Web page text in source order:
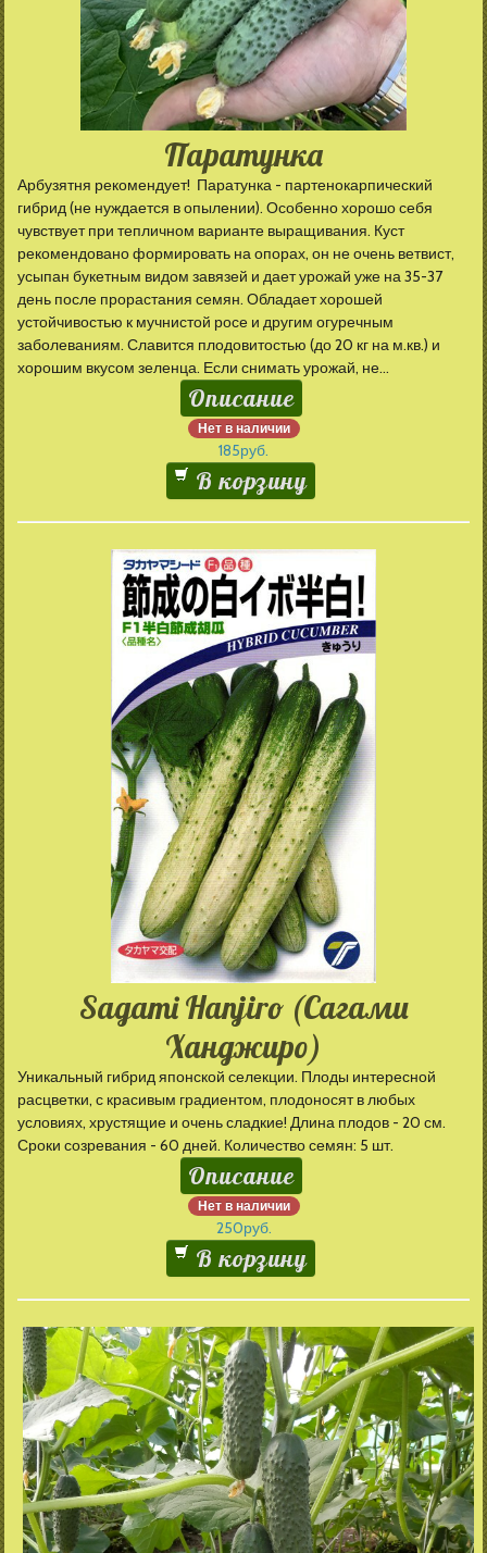
Паратунка
Арбузятня рекомендует! Паратунка - партенокарпический
гибрид (не нуждается в опылении). Особенно хорошо себя
чувствует при тепличном варианте выращивания. Куст
рекомендовано формировать на опорах, он не очень ветвист,
усыпан букетным видом завязей и дает урожай уже на 35-37
день после прорастания семян. Обладает хорошей
устойчивостью к мучнистой росе и другим огуречным
заболеваниям. Славится плодовитостью (до 20 кг на м.кв.) и
хорошим вкусом зеленца. Если снимать урожай, не...
Описание
Нет в наличии
185руб.
В корзину
Sagami Hanjiro (Сагами
Ханджиро)
Уникальный гибрид японской селекции. Плоды интересной
расцветки, с красивым градиентом, плодоносят в любых
условиях, хрустящие и очень сладкие! Длина плодов - 20 см.
Сроки созревания - 60 дней. Количество семян: 5 шт.
Описание
Нет в наличии
250руб.
В корзину